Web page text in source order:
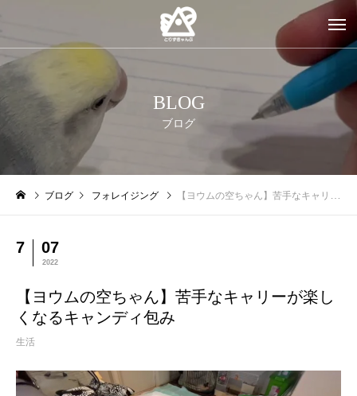
BLOG
ブログ
ブログ フォレイジング 【ヨウムの空ちゃん】苦手なキャリーが楽しくなるキャンディ包み
7 07
2022
【ヨウムの空ちゃん】苦手なキャリーが楽し
くなるキャンディ包み
生活